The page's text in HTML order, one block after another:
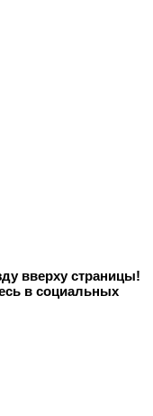
вверху страницы!
в социальных